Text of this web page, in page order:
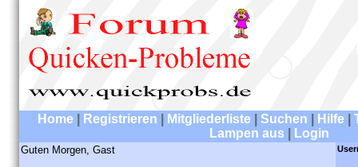
Home Registrieren Mitgliederliste Suchen Hilfe
Lampen aus
Login
Guten Morgen, Gast